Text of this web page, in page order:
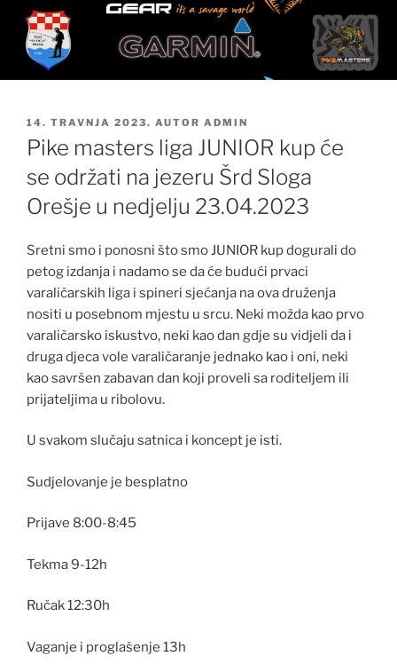
OBJAVLJENO
14. TRAVNJA 2023. AUTOR ADMIN
Pike masters liga JUNIOR kup će
se održati na jezeru Šrd Sloga
Orešje u nedjelju 23.04.2023
Sretni smo i ponosni što smo JUNIOR kup dogurali do
petog izdanja i nadamo se da će budući prvaci
varaličarskih liga i spineri sjećanja na ova druženja
nositi u posebnom mjestu u srcu. Neki možda kao prvo
varaličarsko iskustvo, neki kao dan gdje su vidjeli da i
druga djeca vole varaličaranje jednako kao i oni, neki
kao savršen zabavan dan koji proveli sa roditeljem ili
prijateljima u ribolovu.
U svakom slučaju satnica i koncept je isti.
Sudjelovanje je besplatno
Prijave 8:00-8:45
Tekma 9-12h
Ručak 12:30h
Vaganje i proglašenje 13h